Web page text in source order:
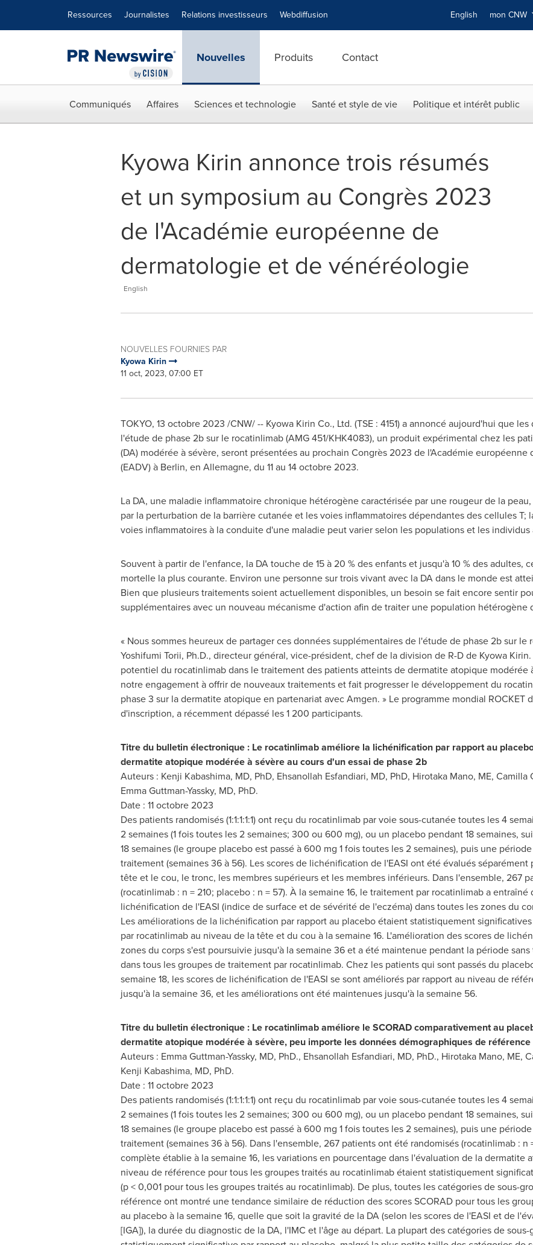
Ressources Journalistes Relations investisseurs Webdiffusion English mon CNW
Nouvelles Produits Contact
Communiqués Affaires Sciences et technologie Santé et style de vie Politique et intérêt public
Kyowa Kirin annonce trois résumés
et un symposium au Congrès 2023
de l'Académie européenne de
dermatologie et de vénéréologie
English
NOUVELLES FOURNIES PAR
Kyowa Kirin
11 oct, 2023, 07:00 ET
TOKYO, 13 octobre 2023 /CNW/ -- Kyowa Kirin Co., Ltd. (TSE : 4151) a annoncé aujourd'hui que
l'étude de phase2bsur le rocatinlimab (AMG 451/KHK4083), un produit expérimental chez les
(DA) modérée à sévère, seront présentées au prochain Congrès 2023 de l'Académie
(EADV) à Berlin, en Allemagne, du 11 au 14 octobre 2023.
La DA, une maladie inflammatoire chronique hétérogène caractérisée par une rougeur de la
par la perturbation de la barrière cutanée et les voies inflammatoires dépendantes des cellules
voies inflammatoires à la conduite d'une maladie peut varier selon les populations et les individus
Souvent à partir de l'enfance, la DA touche de 15 à 20 % des enfants et jusqu'à 10 % des adultes,
mortelle la plus courante. Environ une personne sur trois vivant avec la DA dans le monde est
Bien que plusieurs traitements soient actuellement disponibles, un besoin se fait encore sentir
supplémentaires avec un nouveau mécanisme d'action afin de traiter une population hétérogène
« Nous sommes heureux de partager ces données supplémentaires de l'étude de phase 2b sur le
Yoshifumi Torii, Ph.D., directeur général, vice-président, chef de la division de R-D de Kyowa
potentiel du rocatinlimab dans le traitement des patients atteints de dermatite atopique modérée
notre engagement à offrir de nouveaux traitements et fait progresser le développement du
phase 3 sur la dermatite atopique en partenariat avec Amgen. » Le programme mondial ROCKET
d'inscription, a récemment dépassé les 1 200 participants.
Titre du bulletin électronique : Le rocatinlimab améliore la lichénification par rapport au
dermatite atopique modérée à sévère au cours d'un essai de phase2b
Auteurs : Kenji Kabashima, MD, PhD, Ehsanollah Esfandiari, MD, PhD, Hirotaka Mano, ME, Camilla
Emma Guttman-Yassky, MD, PhD.
Date : 11 octobre 2023
Des patients randomisés (1:1:1:1:1) ont reçu du rocatinlimab par voie sous-cutanée toutes les 4
2 semaines (1 fois toutes les 2 semaines; 300 ou 600 mg), ou un placebo pendant 18 semaines,
18 semaines (le groupe placebo est passé à 600 mg 1 fois toutes les 2 semaines), puis une
traitement (semaines 36 à 56). Les scores de lichénification de l'EASI ont été évalués
tête et le cou, le tronc, les membres supérieurs et les membres inférieurs. Dans l'ensemble, 267
(rocatinlimab : n = 210; placebo : n = 57). À la semaine 16, le traitement par rocatinlimab a
lichénification de l'EASI (indice de surface et de sévérité de l'eczéma) dans toutes les zones du
Les améliorations de la lichénification par rapport au placebo étaient statistiquement
par rocatinlimab au niveau de la tête et du cou à la semaine 16. L'amélioration des scores de
zones du corps s'est poursuivie jusqu'à la semaine 36 et a été maintenue pendant la période
dans tous les groupes de traitement par rocatinlimab. Chez les patients qui sont passés du
semaine 18, les scores de lichénification de l'EASI se sont améliorés par rapport au niveau de
jusqu'à la semaine 36, et les améliorations ont été maintenues jusqu'à la semaine 56.
Titre du bulletin électronique : Le rocatinlimab améliore le SCORAD comparativement au
dermatite atopique modérée à sévère, peu importe les données démographiques de
Auteurs : Emma Guttman-Yassky, MD, PhD., Ehsanollah Esfandiari, MD, PhD., Hirotaka Mano, ME,
Kenji Kabashima, MD, PhD.
Date : 11 octobre 2023
Des patients randomisés (1:1:1:1:1) ont reçu du rocatinlimab par voie sous-cutanée toutes les 4
2 semaines (1 fois toutes les 2 semaines; 300 ou 600 mg), ou un placebo pendant 18 semaines,
18 semaines (le groupe placebo est passé à 600 mg 1 fois toutes les 2 semaines), puis une
traitement (semaines 36 à 56). Dans l'ensemble, 267 patients ont été randomisés (rocatinlimab : n
complète établie à la semaine 16, les variations en pourcentage dans l'évaluation de la dermatite
niveau de référence pour tous les groupes traités au rocatinlimab étaient statistiquement
(p < 0,001 pour tous les groupes traités au rocatinlimab). De plus, toutes les catégories de sous-
référence ont montré une tendance similaire de réduction des scores SCORAD pour tous les
au placebo à la semaine 16, quelle que soit la gravité de la DA (selon les scores de l'EASI et de
[IGA]), la durée du diagnostic de la DA, l'IMC et l'âge au départ. La plupart des catégories de